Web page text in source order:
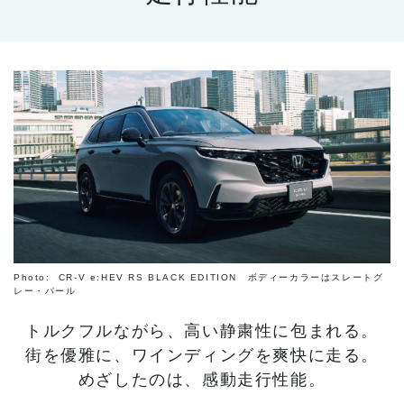
Photo: CR-V e:HEV RS BLACK EDITION ボディーカラーはスレートグ
レー・パール
トルクフルながら、高い静粛性に包まれる。
街を優雅に、ワインディングを爽快に走る。
めざしたのは、感動走行性能。